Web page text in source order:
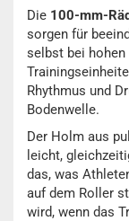
Die 100-mm-
sorgen für
selbst bei hohen
Rhythmus und
Bodenwelle.
Der Holm aus
leicht,
das, was
auf dem Roller
wird, wenn das